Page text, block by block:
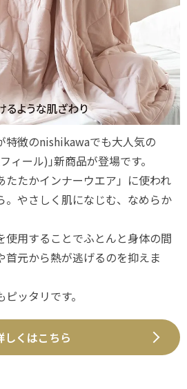
特徴のnishikawaでも大人気の
ィール)｣新商品が登場です。
たたかインナーウエア」に使われ
。やさしく肌になじむ、なめらか
使用することでふとんと身体の間
首元から熱が逃げるのを抑えま
ッタリです。
しくはこちら